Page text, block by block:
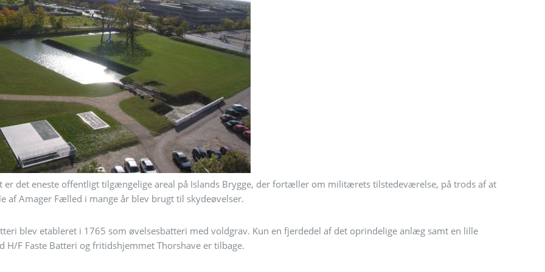
er det eneste offentligt tilgængelige areal på Islands Brygge, der fortæller om militærets tilstedeværelse, på trods af at
af Amager Fælled i mange år blev brugt til skydeøvelser.
blev etableret i 1765 som øvelsesbatteri med voldgrav. Kun en fjerdedel af det oprindelige anlæg samt en lille
H/F Faste Batteri og fritidshjemmet Thorshave er tilbage.